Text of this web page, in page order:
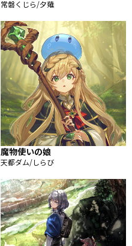
常磐くじら/夕薙
魔物使いの娘
天都ダム/しらび